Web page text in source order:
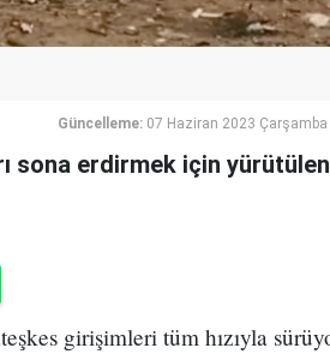
Güncelleme: 07 Haziran 2023 Çarşamba
sona erdirmek için yürütülen
girişimleri tüm hızıyla